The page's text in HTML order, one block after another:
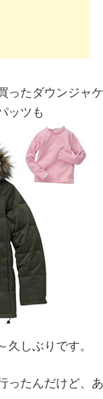
たダウンジャケ
ッツも
久しぶりです。
ったんだけど、